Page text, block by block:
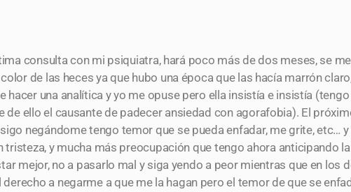
consulta con mi psiquiatra, hará poco más de dos meses, se
de las heces ya que hubo una época que las hacía marrón
una analítica y yo me opuse pero ella insistía e insistía
de ello el causante de padecer ansiedad con agorafobia). El
negándome tengo temor que se pueda enfadar, me grite, etc…
y mucha más preocupación que tengo ahora anticipando
mejor, no a pasarlo mal y siga yendo a peor mientras que en los
a negarme a que me la hagan pero el temor de que se